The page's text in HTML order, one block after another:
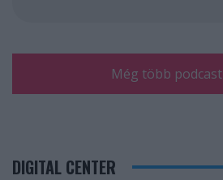
Még több podcast
DIGITAL CENTER